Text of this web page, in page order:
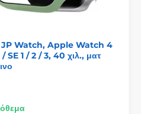
Watch, Apple Watch 4
SE 1 / 2 / 3, 40 χιλ., ματ